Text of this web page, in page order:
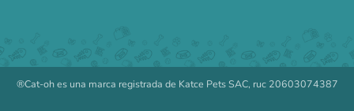
®Cat-oh es una marca registrada de Katce Pets SAC, ruc 20603074387